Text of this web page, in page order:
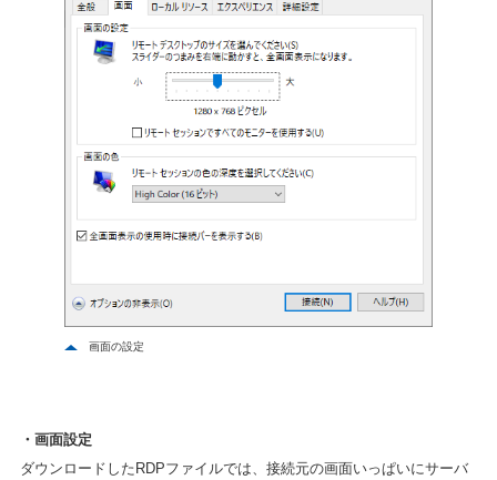
画面の設定
・画面設定
ダウンロードしたRDPファイルでは、接続元の画面いっぱいにサーバ